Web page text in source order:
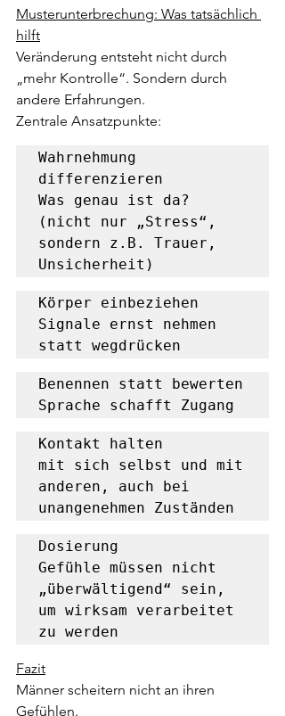
Musterunterbrechung: Was tatsächlich
hilft
Veränderung entsteht nicht durch
„mehr Kontrolle“. Sondern durch
andere Erfahrungen.
Zentrale Ansatzpunkte:
Wahrnehmung
differenzieren
Was genau ist da?
(nicht nur „Stress“,
sondern z.B. Trauer,
Unsicherheit)
Körper einbeziehen
Signale ernst nehmen
statt wegdrücken
Benennen statt bewerten
Sprache schafft Zugang
Kontakt halten
mit sich selbst und mit
anderen, auch bei
unangenehmen Zuständen
Dosierung
Gefühle müssen nicht
„überwältigend“ sein,
um wirksam verarbeitet
zu werden
Fazit
Männer scheitern nicht an ihren
Gefühlen.